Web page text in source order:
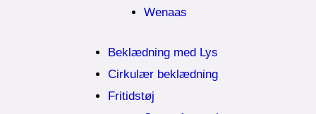
Wenaas
Beklædning med Lys
Cirkulær beklædning
Fritidstøj